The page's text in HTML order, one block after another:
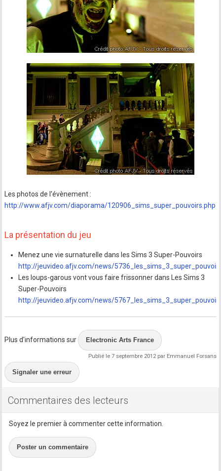
Les photos de l'évènement :
http://www.afjv.com/diaporama/120906_sims_super_pouvoirs.php
La présentation du jeu
Menez une vie surnaturelle dans les Sims 3 Super-Pouvoirs
http://jeuvideo.afjv.com/news/
Les loups-garous vont vous faire frissonner dans Les Sims 3
Super-Pouvoirs
http://jeuvideo.afjv.com/news/
Plus d'informations sur Electronic Arts France
Publié le 7 septembre 2012 par Emmanuel Forsans
Signaler une erreur
Commentaires des lecteurs
Soyez le premier à commenter cette information.
Poster un commentaire